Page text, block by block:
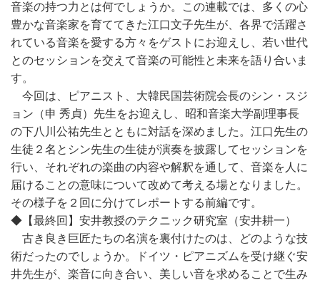
音楽の持つ力とは何でしょうか。この連載では、多くの心
豊かな音楽家を育ててきた江口文子先生が、各界で活躍さ
れている音楽を愛する方々をゲストにお迎えし、若い世代
とのセッションを交えて音楽の可能性と未来を語り合いま
す。
今回は、ピアニスト、大韓民国芸術院会長のシン・スジ
ョン（申 秀貞）先生をお迎えし、昭和音楽大学副理事長
の下八川公祐先生とともに対話を深めました。江口先生の
生徒２名とシン先生の生徒が演奏を披露してセッションを
行い、それぞれの楽曲の内容や解釈を通して、音楽を人に
届けることの意味について改めて考える場となりました。
その様子を２回に分けてレポートする前編です。
◆【最終回】安井教授のテクニック研究室（安井耕一）
古き良き巨匠たちの名演を裏付けたのは、どのような技
術だったのでしょうか。ドイツ・ピアニズムを受け継ぐ安
井先生が、楽音に向き合い、美しい音を求めることで生み